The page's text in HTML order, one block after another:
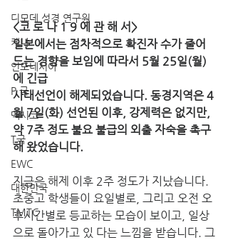
디모데 성경 연구원
케냐
인도네시아
P 국
멕시코
T국
EWC
대한민국
TMTC
<코 로 나 1 9 에 관 해 서>
일본에서는 점차적으로 확진자 수가 줄어
드는 경향을 보임에 따라서 5월 25일(월)
에 긴급
사태선언이 해제되었습니다. 동경지역은 4
월 7일(화) 선언된 이후, 강제력은 없지만,
약 7주 정도 불요 불급의 외출 자숙을 촉구
해 왔었습니다.
지금은 해제 이후 2주 정도가 지났습니다.
초중고 학생들이 요일별로, 그리고 오전 오
후시간별로 등교하는 모습이 보이고, 일상
으로 돌아가고 있 다는 느낌을 받습니다. 그